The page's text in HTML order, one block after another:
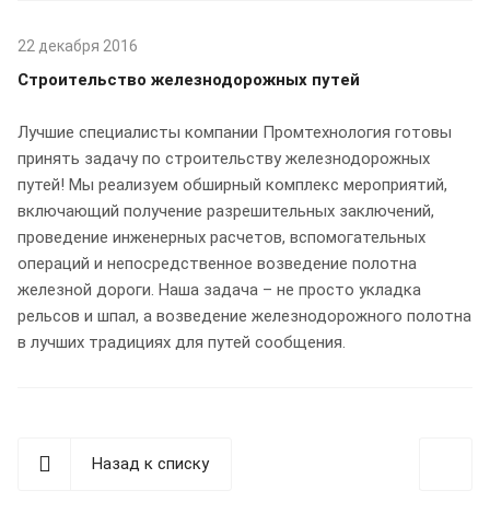
22 декабря 2016
Строительство железнодорожных путей
Лучшие специалисты компании Промтехнология готовы
принять задачу по строительству железнодорожных
путей! Мы реализуем обширный комплекс мероприятий,
включающий получение разрешительных заключений,
проведение инженерных расчетов, вспомогательных
операций и непосредственное возведение полотна
железной дороги. Наша задача – не просто укладка
рельсов и шпал, а возведение железнодорожного полотна
в лучших традициях для путей сообщения.
Назад к списку